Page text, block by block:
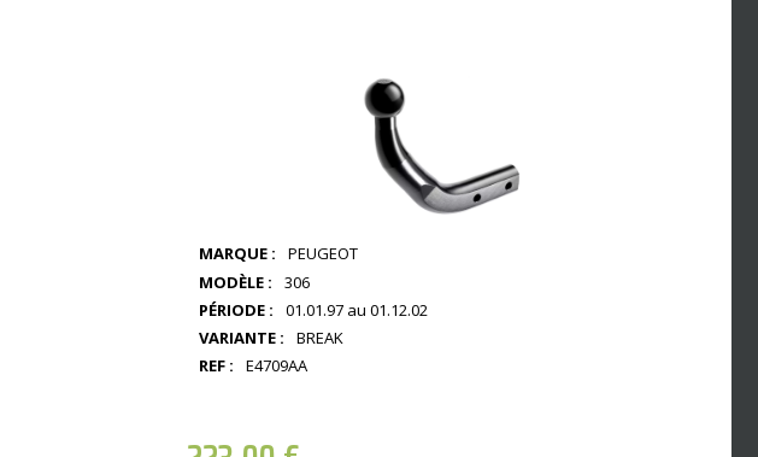
MARQUE :
PEUGEOT
MODÈLE :
306
PÉRIODE :
01.01.97 au 01.12.02
VARIANTE :
BREAK
REF :
E4709AA